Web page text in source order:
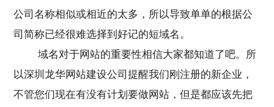
公司名称相似或相近的太多，所以导致单单的根据公
司简称已经很难选择到好记的短域名。
域名对于网站的重要性相信大家都知道了吧。所
以深圳龙华网站建设公司提醒我们刚注册的新企业，
不管您们现在有没有计划要做网站，但是都应该先把